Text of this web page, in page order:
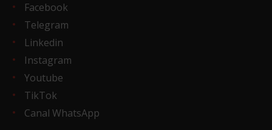
Facebook
Telegram
Linkedin
Instagram
Youtube
TikTok
Canal WhatsApp